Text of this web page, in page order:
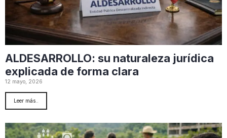
ALDESARROLLO: su naturaleza jurídica
explicada de forma clara
12 mayo, 2026
Leer más..